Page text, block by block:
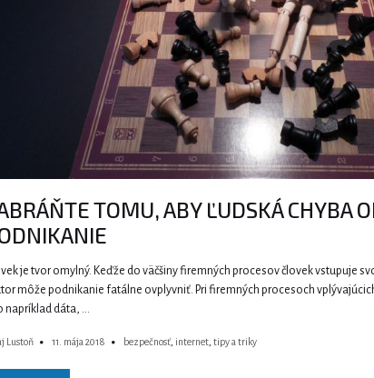
TOMU, ABY ĽUDSKÁ CHYBA
je tvor omylný. Keďže do väčšiny firemných procesov človek vstupuje
môže podnikanie fatálne ovplyvniť. Pri firemných procesoch
napríklad dáta, …
Lustoň 11. mája 2018 bezpečnosť internet tipy a triky